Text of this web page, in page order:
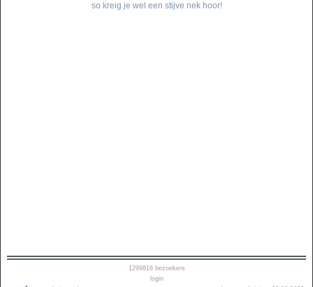
so kreig je wel een stijve nek hoor!
1299816bezoekers
login